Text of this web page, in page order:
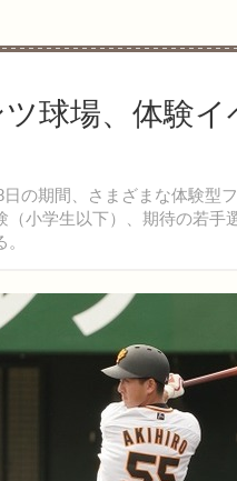
ツ球場、体験
の期間、さまざまな体験型
小学生以下）、期待の若手